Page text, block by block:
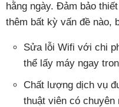
hằng ngày. Đảm bảo
thêm bất kỳ vấn đề nào,
Sửa lỗi Wifi với chi
thể lấy máy ngay
Chất lượng dịch vụ
thuật viên có chuyên